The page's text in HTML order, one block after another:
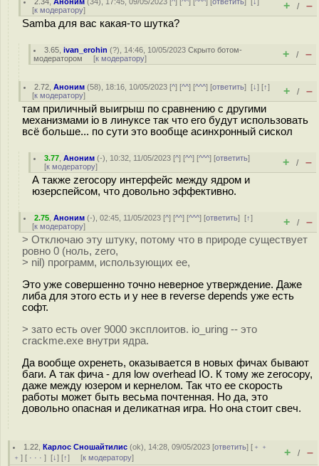
[к модератору] + / –
Samba для вас какая-то шутка?
3.65 ,ivan_erohin (?), 14:46, 10/05/2023Скрыто ботом-
модератором [к модератору] + / –
2.72 ,Аноним (58), 18:16, 10/05/2023 [^] [^^] [^^^] [ответить][↓] [↑]
[к модератору] + / –
там приличный выигрыш по сравнению с другими
механизмами io в линуксе так что его будут использовать
всё больше... по сути это вообще асинхронный сискол
3.77 ,Аноним (-), 10:32, 11/05/2023 [^] [^^] [^^^] [ответить]
[к модератору] + / –
А также zerocopy интерфейс между ядром и
юзерспейсом, что довольно эффективно.
2.75 ,Аноним (-), 02:45, 11/05/2023 [^] [^^] [^^^] [ответить][↑]
[к модератору] + / –
> Отключаю эту штуку, потому что в природе существует
ровно 0 (ноль, zero,
> nil) программ, использующих ее,
Это уже совершенно точно неверное утверждение. Даже
либа для этого есть и у нее в reverse depends уже есть
софт.
> зато есть over 9000 эксплоитов. io_uring -- это
crackme.exe внутри ядра.
Да вообще охренеть, оказывается в новых фичах бывают
баги. А так фича - для low overhead IO. К тому же zerocopy,
даже между юзером и кернелом. Так что ее скорость
работы может быть весьма почтенная. Но да, это
довольно опасная и деликатная игра. Но она стоит свеч.
1.22 ,Карлос Сношайтилис (ok), 14:28, 09/05/2023 [ответить] [ ﹢﹢
﹢ ] [ · · · ] [↓] [↑] [к модератору] + / –